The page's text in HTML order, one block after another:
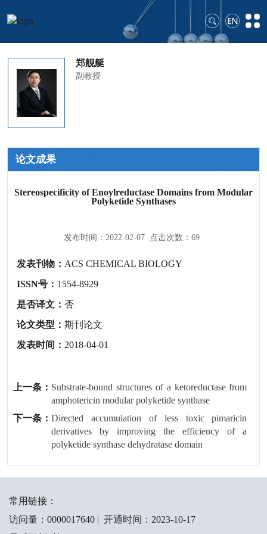
郑舰艇
副教授
论文成果
Stereospecificity of Enoylreductase Domains from Modular
Polyketide Synthases
发布时间：2022-02-07 点击次数：69
发表刊物： ACS CHEMICAL BIOLOGY
ISSN号： 1554-8929
是否译文：否
论文类型：期刊论文
发表时间： 2018-04-01
上一条： Substrate-bound structures of a ketoreductase from
amphotericin modular polyketide synthase
下一条： Directed accumulation of less toxic pimaricin
derivatives by improving the efficiency of a
polyketide synthase dehydratase domain
常用链接：
访问量： 0000017640| 开通时间： 2023-10-17